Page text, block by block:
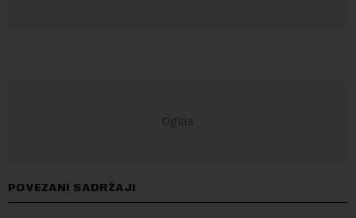
POVEZANI SADRŽAJI